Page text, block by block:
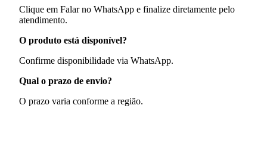
Clique em Falar no WhatsApp e finalize diretamente pelo
atendimento.
O produto está disponível?
Confirme disponibilidade via WhatsApp.
Qual o prazo de envio?
O prazo varia conforme a região.